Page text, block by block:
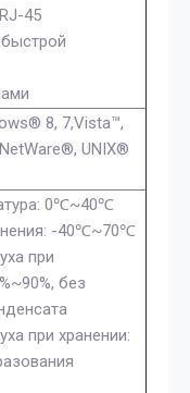
45
8, 7,Vista™,
UNIX®
0℃~40℃
-40℃~70℃
при
без
при хранении: